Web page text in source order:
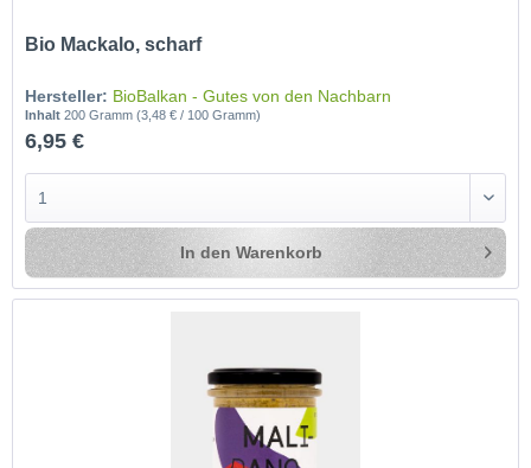
Bio Mackalo, scharf
Hersteller: BioBalkan - Gutes von den Nachbarn
Inhalt200 Gramm(3,48 € / 100 Gramm)
6,95 €
In den Warenkorb